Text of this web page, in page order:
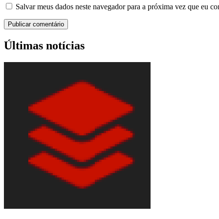
Salvar meus dados neste navegador para a próxima vez que eu
Últimas notícias